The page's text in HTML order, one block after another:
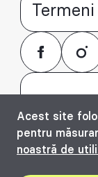
Acest site
pentru
noastră de
© Bienala
2016 - 2026.